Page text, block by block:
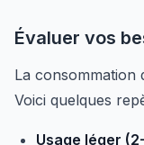
Évaluer vos
La consommation
Voici quelques
Usage léger